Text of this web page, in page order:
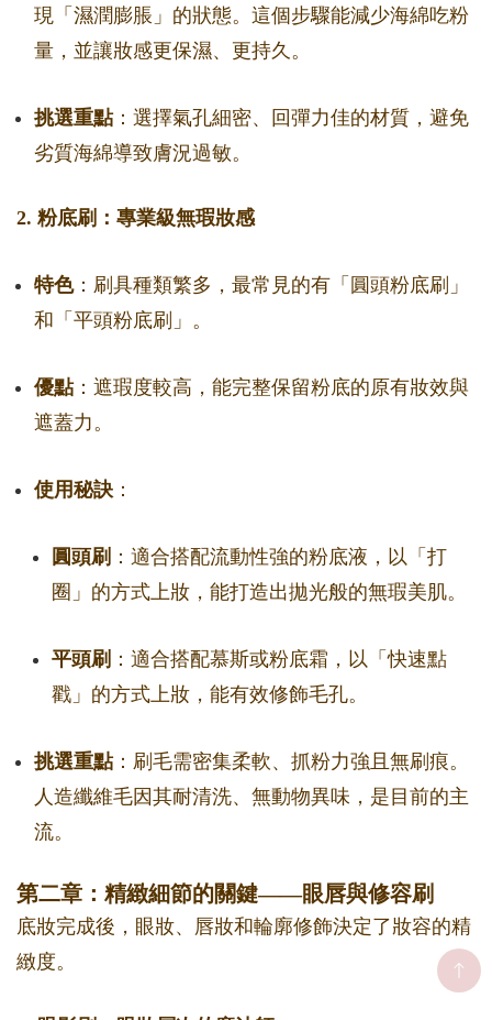
現「濕潤膨脹」的狀態。這個步驟能減少海綿吃粉
量，並讓妝感更保濕、更持久。
挑選重點：選擇氣孔細密、回彈力佳的材質，避免
劣質海綿導致膚況過敏。
2. 粉底刷：專業級無瑕妝感
特色：刷具種類繁多，最常見的有「圓頭粉底刷」
和「平頭粉底刷」。
優點：遮瑕度較高，能完整保留粉底的原有妝效與
遮蓋力。
使用秘訣 ：
圓頭刷 ：適合搭配流動性強的粉底液，以「打
圈」的方式上妝，能打造出拋光般的無瑕美肌。
平頭刷 ：適合搭配慕斯或粉底霜，以「快速點
戳」的方式上妝，能有效修飾毛孔。
挑選重點：刷毛需密集柔軟、抓粉力強且無刷痕。
人造纖維毛因其耐清洗、無動物異味，是目前的主
流。
第二章：精緻細節的關鍵——眼唇與修容刷
底妝完成後，眼妝、唇妝和輪廓修飾決定了妝容的精
緻度。